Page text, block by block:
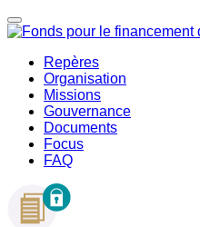
Repères
Organisation
Missions
Gouvernance
Documents
Focus
FAQ